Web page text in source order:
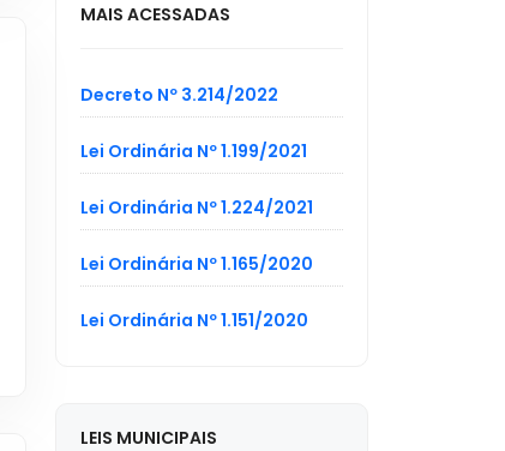
MAIS ACESSADAS
Decreto Nº 3.214/2022
Lei Ordinária Nº 1.199/2021
Lei Ordinária Nº 1.224/2021
Lei Ordinária Nº 1.165/2020
Lei Ordinária Nº 1.151/2020
LEIS MUNICIPAIS